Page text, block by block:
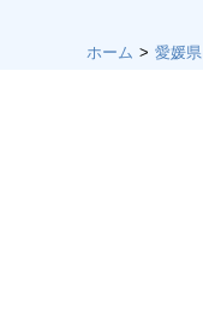
ホーム 愛媛県